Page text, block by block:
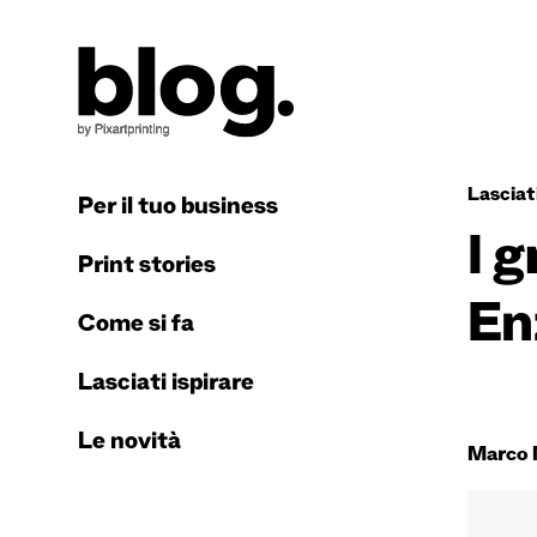
Per il tuo business
Print stories
Come si fa
Lasciati ispirare
Le novità
I
Marco